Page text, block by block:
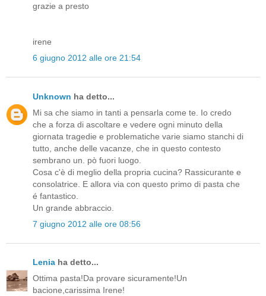
grazie a presto
irene
6 giugno 2012 alle ore 21:54
Unknown ha detto...
Mi sa che siamo in tanti a pensarla come te. Io credo
che a forza di ascoltare e vedere ogni minuto della
giornata tragedie e problematiche varie siamo stanchi di
tutto, anche delle vacanze, che in questo contesto
sembrano un. pò fuori luogo.
Cosa c'è di meglio della propria cucina? Rassicurante e
consolatrice. E allora via con questo primo di pasta che
é fantastico.
Un grande abbraccio.
7 giugno 2012 alle ore 08:56
Lenia ha detto...
Ottima pasta!Da provare sicuramente!Un
bacione,carissima Irene!